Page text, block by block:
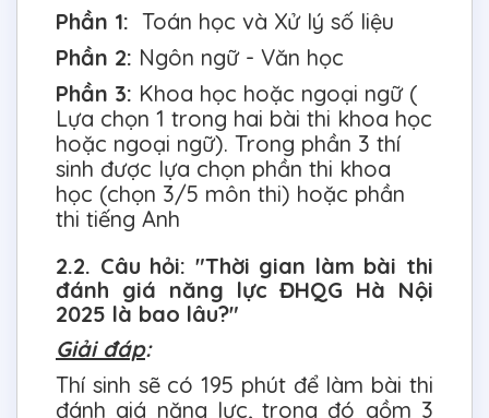
Phần 1: Toán học và Xử lý số liệu
Phần 2: Ngôn ngữ - Văn học
Phần 3: Khoa học hoặc ngoại ngữ (
Lựa chọn 1 trong hai bài thi khoa học
hoặc ngoại ngữ). Trong phần 3 thí
sinh được lựa chọn phần thi khoa
học (chọn 3/5 môn thi) hoặc phần
thi tiếng Anh
2.2. Câu hỏi: "Thời gian làm bài thi
đánh giá năng lực ĐHQG Hà Nội
2025 là bao lâu?"
Giải đáp:
Thí sinh sẽ có 195 phút để làm bài thi
đánh giá năng lực, trong đó gồm 3